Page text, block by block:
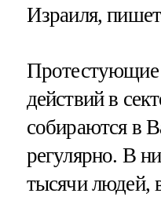
Израиля,
Протестующие
действий в
собираются в
регулярно. В
тысячи людей,